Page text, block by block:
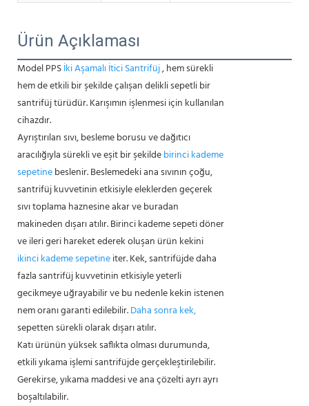
Ürün Açıklaması
Model PPSİki Aşamalı İtici Santrifüj, hem sürekli
hem de etkili bir şekilde çalışan delikli sepetli bir
santrifüj türüdür. Karışımın işlenmesi için kullanılan
cihazdır.
Ayrıştırılan sıvı, besleme borusu ve dağıtıcı
aracılığıyla sürekli ve eşit bir şekildebirinci kademe
sepetinebeslenir. Beslemedeki ana sıvının çoğu,
santrifüj kuvvetinin etkisiyle eleklerden geçerek
sıvı toplama haznesine akar ve buradan
makineden dışarı atılır. Birinci kademe sepeti döner
ve ileri geri hareket ederek oluşan ürün kekini
ikinci kademe sepetineiter. Kek, santrifüjde daha
fazla santrifüj kuvvetinin etkisiyle yeterli
gecikmeye uğrayabilir ve bu nedenle kekin istenen
nem oranı garanti edilebilir.Daha sonra kek,
sepetten sürekli olarak dışarı atılır.
Katı ürünün yüksek saflıkta olması durumunda,
etkili yıkama işlemi santrifüjde gerçekleştirilebilir.
Gerekirse, yıkama maddesi ve ana çözelti ayrı ayrı
boşaltılabilir.